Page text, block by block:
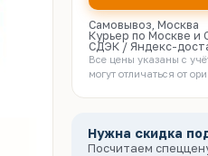
Самовывоз, Москва
Курьер по Москве и
СДЭК / Яндекс-
Все цены указаны с
могут отличаться от
Нужна скидка
Посчитаем